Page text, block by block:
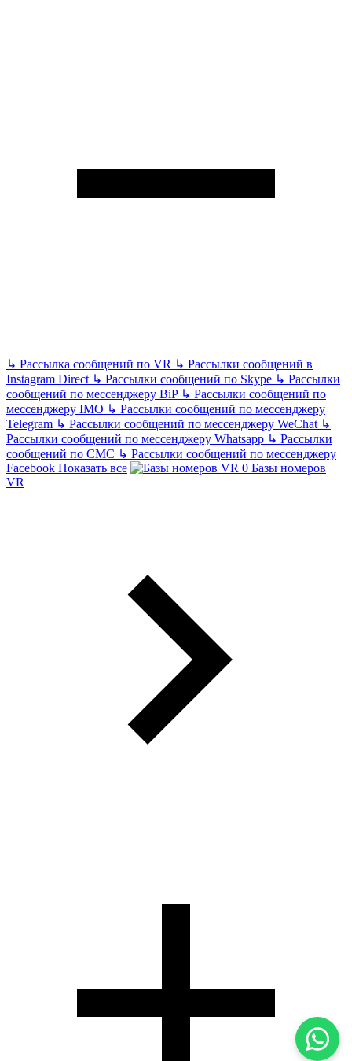
↳ Рассылка сообщений по VR ↳ Рассылки сообщений в
Instagram Direct ↳ Рассылки сообщений по Skype ↳ Рассылки
сообщений по мессенджеру BiP ↳ Рассылки сообщений по
мессенджеру IMO ↳ Рассылки сообщений по мессенджеру
Telegram ↳ Рассылки сообщений по мессенджеру WeChat ↳
Рассылки сообщений по мессенджеру Whatsapp ↳ Рассылки
сообщений по СМС ↳ Рассылки сообщений по мессенджеру
Facebook Показать все
Базы номеров
VR